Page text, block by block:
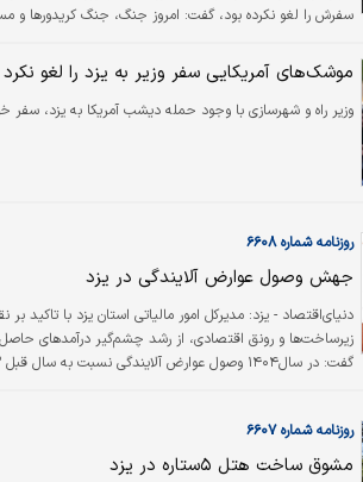
سفرش را لغو نکرده بود، گفت: امروز جنگ، جنگ کریدورها و
مهم‌ترین اولویت‌های وزارت راه و شهرسازی به‌شمار می‌رود.
موشک‌های آمریکایی سفر وزیر به یزد را لغو نکرد
وزیر راه و شهرسازی با وجود حمله دیشب آمریکا به یزد، سفر
روزنامه شماره ۶۶۰۸
جهش وصول عوارض آلایندگی در یزد
دنیای‌اقتصاد - یزد: مدیرکل امور مالیاتی استان یزد با
زیرساخت‌ها و رونق اقتصادی، از رشد چشم‌گیر درآمدهای
روزنامه شماره ۶۶۰۷
مشوق ساخت هتل ۵ستاره در یزد